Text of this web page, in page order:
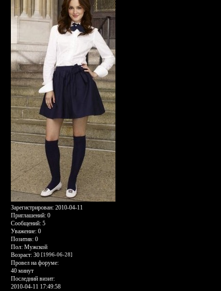
Зарегистрирован: 2010-04-11
Приглашений:0
Сообщений:5
Уважение: 0
Позитив: 0
Пол:Мужской
Возраст:30 [1996-06-28]
Провел на форуме:
40 минут
Последний визит:
2010-04-11 17:49:58